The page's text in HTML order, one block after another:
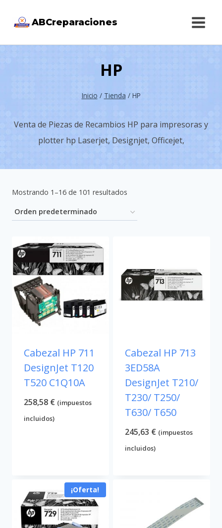
ABCreparaciones
HP
Inicio / Tienda / HP
Venta de Piezas de Recambios HP para impresoras y
plotter hp Laserjet, Designjet, Officejet,
Mostrando 1–16 de 101 resultados
Cabezal HP 711
DesignJet T120
T520 C1Q10A
258,58 € (impuestos
incluidos)
Cabezal HP 713
3ED58A
DesignJet T210/
T230/ T250/
T630/ T650
245,63 € (impuestos
incluidos)
¡Oferta!